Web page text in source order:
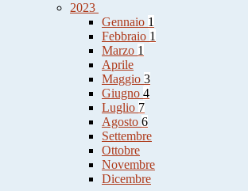
2023
Gennaio 1
Febbraio 1
Marzo 1
Aprile
Maggio 3
Giugno 4
Luglio 7
Agosto 6
Settembre
Ottobre
Novembre
Dicembre